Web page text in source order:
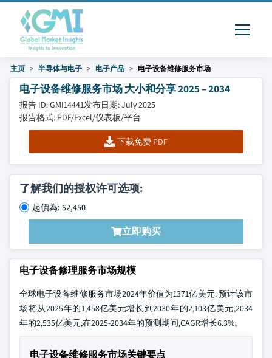
主页 半导体与电子 电子产品 电子设备维修服务市场
电子设备维修服务市场 大小和分享 2025 – 2034
报告 ID: GMI14441发布日期: July 2025
报告格式: PDF/Excel/仪表板/平台
下载免费 PDF
了解我们的授权许可选项:
起價為: $2,450
立即购买
电子设备修理服务市场规模
全球电子设备维修服务市场2024年价值为1371亿美元. 预计该市
场将从2025年的1,458亿美元增长到2030年的2,103亿美元,2034
年的2,535亿美元,在2025-2034年的预测期间,CAGR增长6.3%。
电子设备维修服务市场关键要点